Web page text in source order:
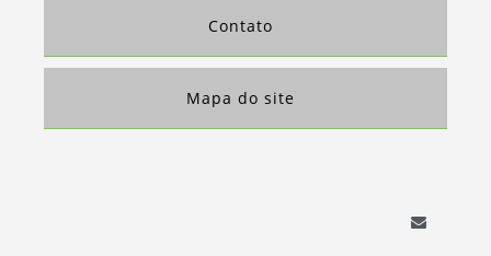
COLETA E TRANSPORTE DE RESÍDUOS SÓLIDOS EM SOROCABA PRODUTO
Contato
Mapa do site